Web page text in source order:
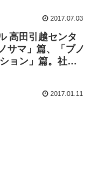
2017.07.03
高田引越センタ
サマ」篇、「ブノ
ョン」篇。社長
2017.01.11